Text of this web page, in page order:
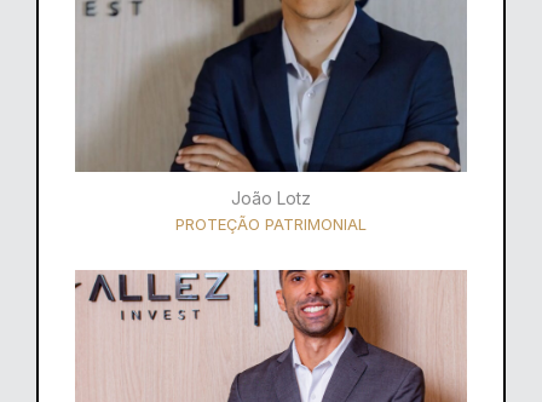
João Lotz
PROTEÇÃO PATRIMONIAL